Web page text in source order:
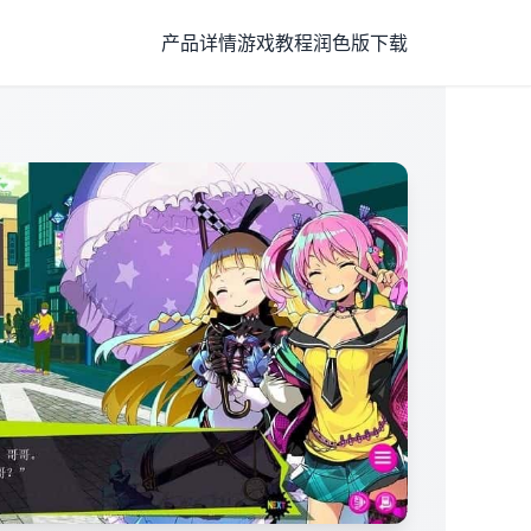
产品详情游戏教程润色版下载